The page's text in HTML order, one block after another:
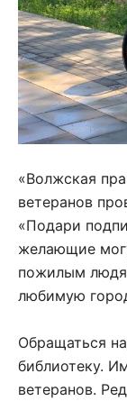
«Волжская
ветеранов
«Подари
желающие
пожилым
любимую
Обращаться
библиотеку.
ветеранов.